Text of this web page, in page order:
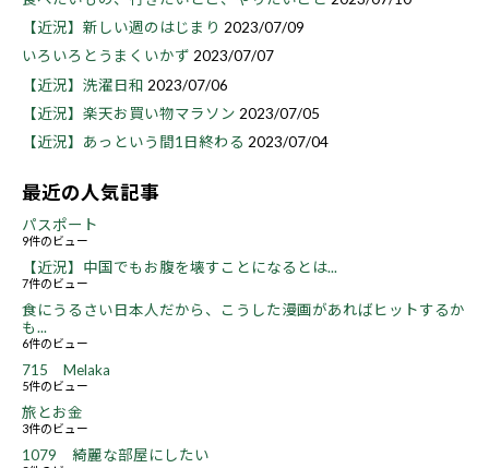
【近況】新しい週のはじまり 2023/07/09
いろいろとうまくいかず 2023/07/07
【近況】洗濯日和 2023/07/06
【近況】楽天お買い物マラソン 2023/07/05
【近況】あっという間1日終わる 2023/07/04
最近の人気記事
パスポート
9件のビュー
【近況】中国でもお腹を壊すことになるとは...
7件のビュー
食にうるさい日本人だから、こうした漫画があればヒットするか
も...
6件のビュー
715 Melaka
5件のビュー
旅とお金
3件のビュー
1079 綺麗な部屋にしたい